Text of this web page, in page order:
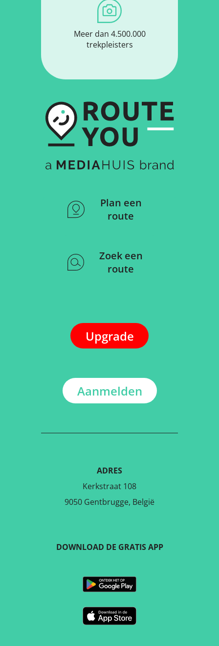
Meer dan 4.500.000
trekpleisters
Plan een
route
Zoek een
route
Upgrade
Aanmelden
ADRES
Kerkstraat 108
9050 Gentbrugge, België
DOWNLOAD DE GRATIS APP